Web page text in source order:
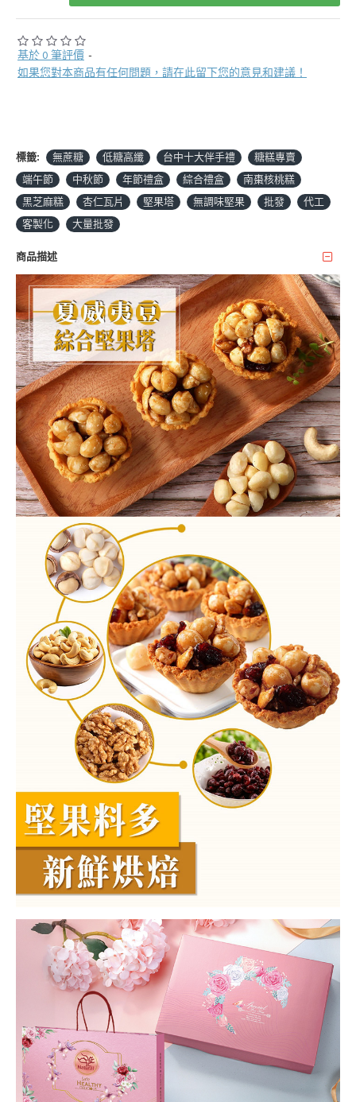
基於 0 筆評價 -
如果您對本商品有任何問題，請在此留下您的意見和建議！
標籤: 無蔗糖 低糖高纖 台中十大伴手禮
糖糕專賣
端午節
中秋節 年節禮盒 綜合禮盒
南棗核桃糕
黑芝麻糕
杏仁瓦片 堅果塔 無調味堅果 批發
代工
客製化
大量批發
商品描述